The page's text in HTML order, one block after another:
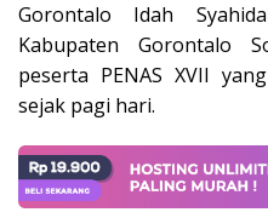
Gorontalo Idah
Kabupaten Gorontalo
peserta PENAS XVII
sejak pagi hari.